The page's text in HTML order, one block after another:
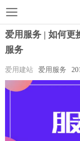
爱用服务 | 如何更
服务
爱用建站 爱用服务